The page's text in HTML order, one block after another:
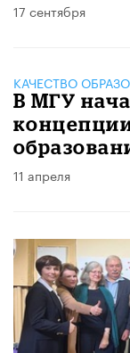
17 сентября
КАЧЕСТВО
В МГУ
11 апреля